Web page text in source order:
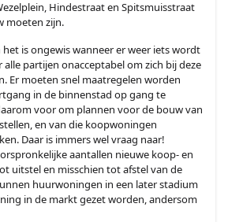
Hindestraat en Spitsmuisstraat
moeten zijn.
is ongewis wanneer er weer iets wordt
partijen onacceptabel om zich bij deze
Er moeten snel maatregelen worden
in de binnenstad op gang te
voor om plannen voor de bouw van
en van die koopwoningen
Daar is immers wel vraag naar!
aantallen nieuwe koop- en
uitstel en misschien tot afstel van de
huurwoningen in een later stadium
in de markt gezet worden, andersom